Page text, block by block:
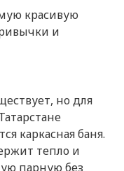
красивую
и
но для
каркасная баня.
тепло и
парную без